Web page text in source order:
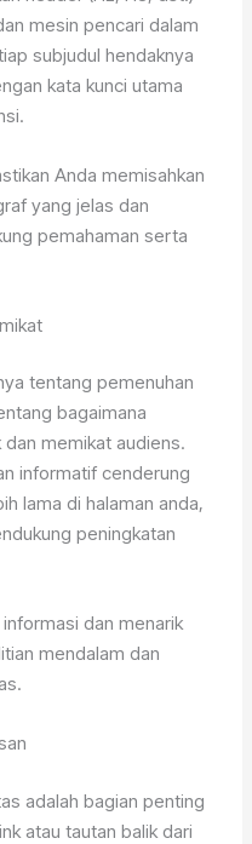
mesin pencari dalam
subjudul hendaknya
kata kunci utama
Anda memisahkan
yang jelas dan
pemahaman serta
tentang pemenuhan
bagaimana
memikat audiens.
informatif cenderung
lama di halaman anda,
peningkatan
dan menarik
mendalam dan
adalah bagian penting
atau tautan balik dari